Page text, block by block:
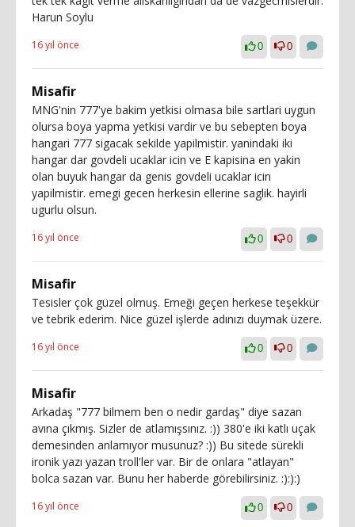
Harun Soylu
16 yıl önce 0 0
Misafir
MNG'nin 777'ye bakim yetkisi olmasa bile sartlari uygun
olursa boya yapma yetkisi vardir ve bu sebepten boya
hangari 777 sigacak sekilde yapilmistir. yanindaki iki
hangar dar govdeli ucaklar icin ve E kapisina en yakin
olan buyuk hangar da genis govdeli ucaklar icin
yapilmistir. emegi gecen herkesin ellerine saglik. hayirli
ugurlu olsun.
16 yıl önce 0 0
Misafir
Tesisler çok güzel olmuş. Emeği geçen herkese teşekkür
ve tebrik ederim. Nice güzel işlerde adınızı duymak üzere.
16 yıl önce 0 0
Misafir
Arkadaş "777 bilmem ben o nedir gardaş" diye sazan
avına çıkmış. Sizler de atlamışsınız. :)) 380'e iki katlı uçak
demesinden anlamıyor musunuz? :)) Bu sitede sürekli
ironik yazı yazan troll'ler var. Bir de onlara "atlayan"
bolca sazan var. Bunu her haberde görebilirsiniz. :):):)
16 yıl önce 0 0